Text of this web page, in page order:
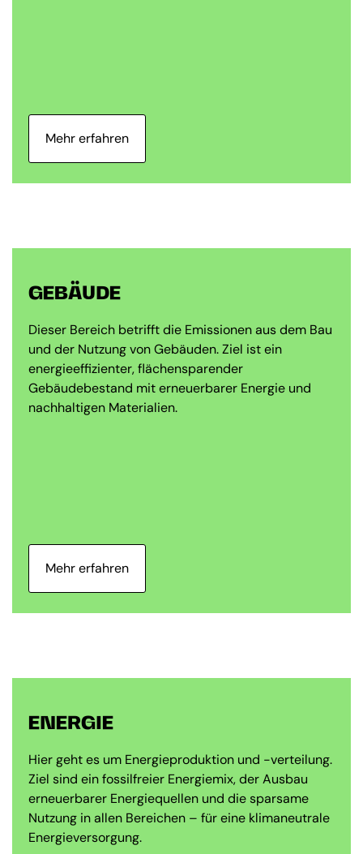
Mehr erfahren
GEBÄUDE
Dieser Bereich betrifft die Emissionen aus dem Bau
und der Nutzung von Gebäuden. Ziel ist ein
energieeffizienter, flächensparender
Gebäudebestand mit erneuerbarer Energie und
nachhaltigen Materialien.
Mehr erfahren
ENERGIE
Hier geht es um Energieproduktion und -verteilung.
Ziel sind ein fossilfreier Energiemix, der Ausbau
erneuerbarer Energiequellen und die sparsame
Nutzung in allen Bereichen – für eine klimaneutrale
Energieversorgung.